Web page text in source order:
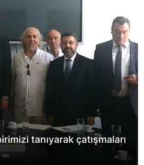
tanıyarak çatışmaları